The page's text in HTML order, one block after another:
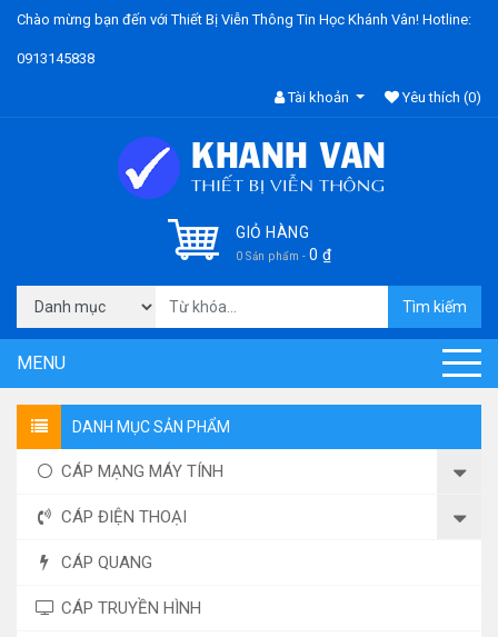
Chào mừng bạn đến với Thiết Bị Viễn Thông Tin Học Khánh Vân! Hotline:
0913145838
Tài khoản Yêu thích (0)
GIỎ HÀNG
0 Sản phẩm - 0 ₫
Tìm kiếm
MENU
DANH MỤC SẢN PHẨM
CÁP MẠNG MÁY TÍNH
CÁP ĐIỆN THOẠI
CÁP QUANG
CÁP TRUYỀN HÌNH